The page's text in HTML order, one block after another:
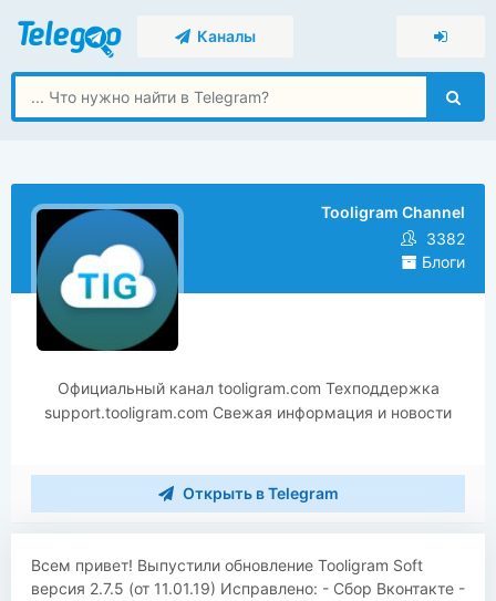
Каналы
Tooligram Channel
3382
Блоги
Официальный канал tooligram.com Техподдержка
support.tooligram.com Свежая информация и новости
Открыть в Telegram
Всем привет! Выпустили обновление Tooligram Soft
версия 2.7.5 (от 11.01.19) Исправлено: - Сбор Вконтакте -